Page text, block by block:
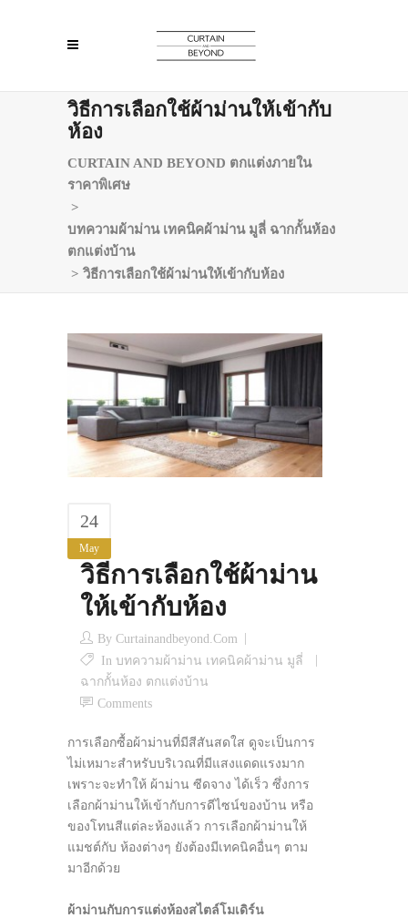
วิธีการเลือกใช้ผ้าม่านให้เข้ากับ
ห้อง
CURTAIN AND BEYOND ตกแต่งภายใน
ราคาพิเศษ
>
บทความผ้าม่าน เทคนิคผ้าม่าน มูลี่ ฉากกั้นห้อง
ตกแต่งบ้าน
> วิธีการเลือกใช้ผ้าม่านให้เข้ากับห้อง
24
May
วิธีการเลือกใช้ผ้าม่าน
ให้เข้ากับห้อง
By Curtainandbeyond.com
In บทความผ้าม่าน เทคนิคผ้าม่าน มูลี่
ฉากกั้นห้อง ตกแต่งบ้าน
Comments
การเลือกซื้อผ้าม่านที่มีสีสันสดใส ดูจะเป็นการ
ไม่เหมาะสำหรับบริเวณที่มีแสงแดดแรงมาก
เพราะจะทำให้ ผ้าม่าน ซีดจาง ได้เร็ว ซึ่งการ
เลือกผ้าม่านให้เข้ากับการดีไซน์ของบ้าน หรือ
ของโทนสีแต่ละห้องแล้ว การเลือกผ้าม่านให้
แมชต์กับ ห้องต่างๆ ยังต้องมีเทคนิคอื่นๆ ตาม
มาอีกด้วย
ผ้าม่านกับการแต่งห้องสไตล์โมเดิร์น